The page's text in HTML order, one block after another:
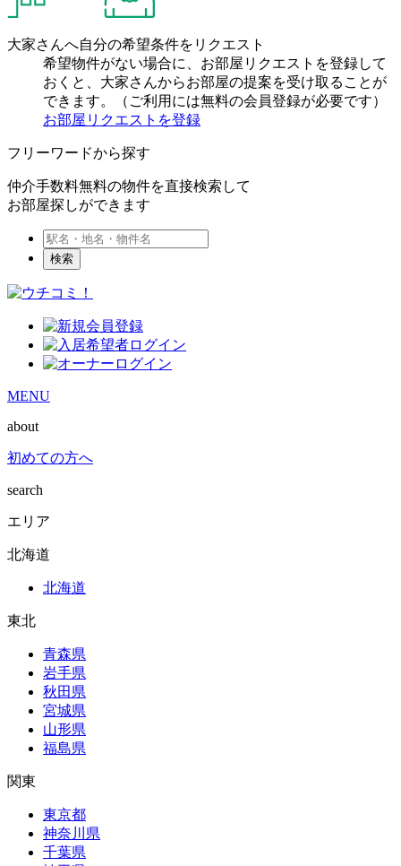
大家さんへ自分の希望条件をリクエスト
希望物件がない場合に、お部屋リクエストを登録して
おくと、大家さんからお部屋の提案を受け取ることが
できます。（ご利用には無料の会員登録が必要です）
お部屋リクエストを登録
フリーワードから探す
仲介手数料無料の物件を直接検索して
お部屋探しができます
検索
MENU
about
初めての方へ
search
エリア
北海道
北海道
東北
青森県
岩手県
秋田県
宮城県
山形県
福島県
関東
東京都
神奈川県
千葉県